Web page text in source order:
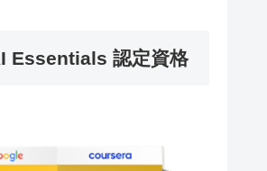
Essentials 認定資格